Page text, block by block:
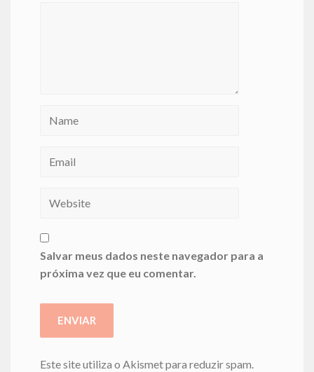
Salvar meus dados neste navegador para a
próxima vez que eu comentar.
Este site utiliza o Akismet para reduzir spam.